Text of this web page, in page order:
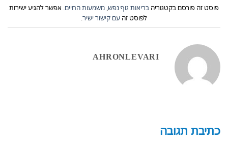
פוסט זה פורסם בקטגוריה בריאות גוף נפש,משמעות החיים. אפשר להגיע ישירות
לפוסט זה עם קישור ישיר.
AHRONLEVARI
כתיבת תגובה